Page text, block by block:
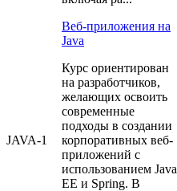
JAVA-1
Веб-приложения на
Java
Курс ориентирован
на разработчиков,
желающих освоить
современные
подходы в создании
корпоративных веб-
приложений с
использованием Java
EE и Spring. В